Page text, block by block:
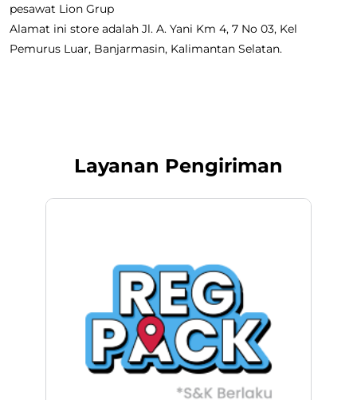
pesawat Lion Grup
Alamat ini store adalah Jl. A. Yani Km 4, 7 No 03, Kel
Pemurus Luar, Banjarmasin, Kalimantan Selatan.
Layanan Pengiriman